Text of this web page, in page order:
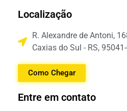
Lorem ipsum dolor sit amet
SAIBA
Localização
R. Alexandre de Antoni,
Caxias do Sul - RS,
Como Chegar
Entre em contato